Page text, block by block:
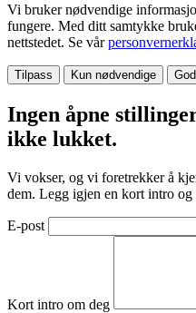
Vi bruker nødvendige
fungere. Med ditt samtykke
nettstedet. Se vår
Tilpass Kun nødvendige
Ingen åpne
ikke lukket.
Vi vokser, og vi foretrekker å
dem. Legg igjen en kort intro og
E-post
Kort intro om deg